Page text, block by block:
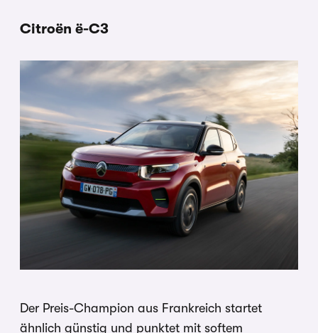
Citroën ë-C3
Der Preis-Champion aus Frankreich startet
ähnlich günstig und punktet mit softem